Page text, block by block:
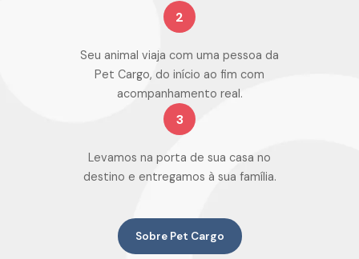
2
Seu animal viaja com uma pessoa da
Pet Cargo, do início ao fim com
acompanhamento real.
3
Levamos na porta de sua casa no
destino e entregamos à sua família.
Sobre Pet Cargo